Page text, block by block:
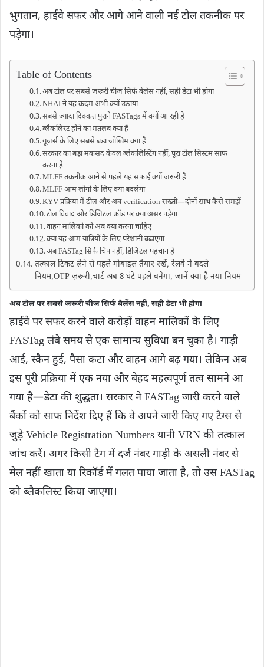
भुगतान, हाईवे सफर और आगे आने वाली नई टोल तकनीक पर
पड़ेगा।
Table of Contents
अब टोल पर सबसे जरूरी चीज सिर्फ बैलेंस नहीं, सही डेटा भी होगा
NHAI ने यह कदम अभी क्यों उठाया
सबसे ज्यादा दिक्कत पुराने FASTags में क्यों आ रही है
ब्लैकलिस्ट होने का मतलब क्या है
यूजर्स के लिए सबसे बड़ा जोखिम क्या है
सरकार का बड़ा मकसद केवल ब्लैकलिस्टिंग नहीं, पूरा टोल सिस्टम साफ
करना है
MLFF तकनीक आने से पहले यह सफाई क्यों जरूरी है
MLFF आम लोगों के लिए क्या बदलेगा
KYV प्रक्रिया में ढील और अब verification सख्ती—दोनों साथ कैसे समझें
टोल विवाद और डिजिटल फ्रॉड पर क्या असर पड़ेगा
वाहन मालिकों को अब क्या करना चाहिए
क्या यह आम यात्रियों के लिए परेशानी बढ़ाएगा
अब FASTag सिर्फ चिप नहीं, डिजिटल पहचान है
तत्काल टिकट लेने से पहले मोबाइल तैयार रखें, रेलवे ने बदले
नियम,OTP ज़रूरी,चार्ट अब 8 घंटे पहले बनेगा, जानें क्‍या है नया नि‍यम
अब टोल पर सबसे जरूरी चीज सिर्फ बैलेंस नहीं, सही डेटा भी होगा
हाईवे पर सफर करने वाले करोड़ों वाहन मालिकों के लिए
FASTag लंबे समय से एक सामान्य सुविधा बन चुका है। गाड़ी
आई, स्कैन हुई, पैसा कटा और वाहन आगे बढ़ गया। लेकिन अब
इस पूरी प्रक्रिया में एक नया और बेहद महत्वपूर्ण तत्व सामने आ
गया है—डेटा की शुद्धता। सरकार ने FASTag जारी करने वाले
बैंकों को साफ निर्देश दिए हैं कि वे अपने जारी किए गए टैग्स से
जुड़े Vehicle Registration Numbers यानी VRN की तत्काल
जांच करें। अगर किसी टैग में दर्ज नंबर गाड़ी के असली नंबर से
मेल नहीं खाता या रिकॉर्ड में गलत पाया जाता है, तो उस FASTag
को ब्लैकलिस्ट किया जाएगा।